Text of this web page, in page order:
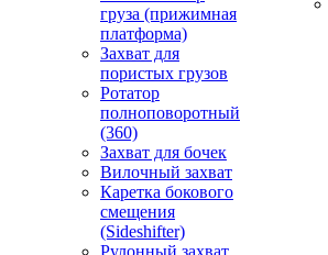
груза (прижимная
платформа)
Захват для
пористых грузов
Ротатор
полноповоротный
(360)
Захват для бочек
Вилочный захват
Каретка бокового
смещения
(Sideshifter)
Рулонный захват